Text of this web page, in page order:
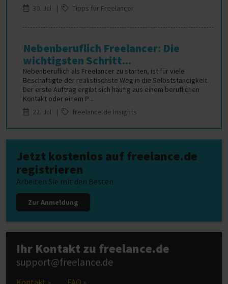
30. Jul |
Tipps für Freelancer
Nebenberuflich Freelancer: Die
wichtigsten Schritt...
Nebenberuflich als Freelancer zu starten, ist für viele
Beschäftigte der realistischste Weg in die Selbstständigkeit.
Der erste Auftrag ergibt sich häufig aus einem beruflichen
Kontakt oder einem P...
22. Jul |
freelance.de Insights
Jetzt kostenlos auf freelance.de
registrieren
Arbeiten Sie mit den Besten
Zur Anmeldung
Ihr Kontakt zu freelance.de
support@freelance.de
Kontakt » FAQ »